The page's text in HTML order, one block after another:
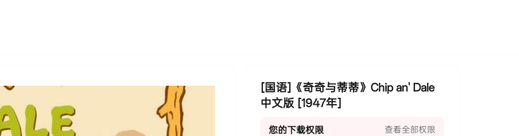
[国语]《奇奇与蒂蒂》Chip an' Dale
中文版 [1947年]
您的下载权限 查看全部权限